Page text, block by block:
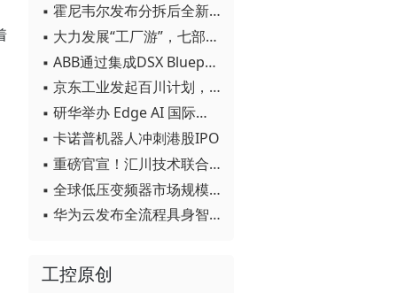
▪ 霍尼韦尔发布分拆后全新品牌：霍尼韦尔科技与霍尼韦尔航空航天
▪ 大力发展“工厂游”，七部门联合发文！
▪ ABB通过集成DSX Blueprint AI基础设施，扩大与英伟达的合作
▪ 京东工业发起百川计划， 构建工业大模型新生态
▪ 研华举办 Edge AI 国际论坛
▪ 卡诺普机器人冲刺港股IPO
▪ 重磅官宣！汇川技术联合发起 D12 联盟，开创产教融合新范式
▪ 全球低压变频器市场规模2030年将超170亿美元
▪ 华为云发布全流程具身智能开发平台CloudRobo
工控原创